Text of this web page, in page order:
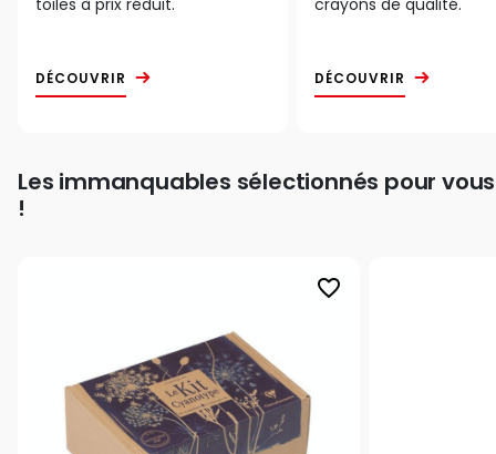
toiles à prix réduit.
DÉCOUVRIR
crayons de qualité.
DÉCOUVRIR
Les immanquables sélectionnés pour vous
!
favorite_border